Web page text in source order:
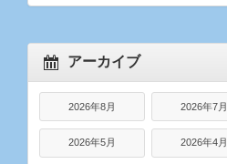
アーカイブ
2026年8月 2026年7月
2026年5月 2026年4月